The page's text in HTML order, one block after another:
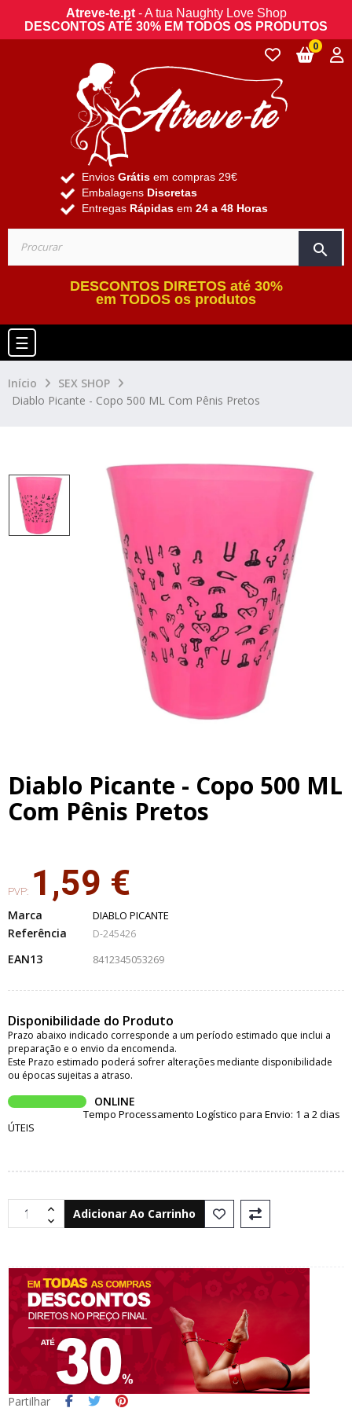
Atreve-te.pt- A tua Naughty Love Shop
DESCONTOS ATÉ 30% EM TODOS OS PRODUTOS
Envios Grátis em compras 29€
Embalagens Discretas
Entregas Rápidas em 24 a 48 Horas
search
0
DESCONTOS DIRETOS até 30%
em TODOS os produtos
Toggle navigation
☰
Início
SEX SHOP
Diablo Picante - Copo 500 ML Com Pênis Pretos
Diablo Picante - Copo 500 ML
Com Pênis Pretos
PVP: 1,59 €
Marca DIABLO PICANTE
Referência D-245426
EAN13 8412345053269
Disponibilidade do Produto
Prazo abaixo indicado corresponde a um período estimado que inclui a
preparação e o envio da encomenda.
Este Prazo estimado poderá sofrer alterações mediante disponibilidade
ou épocas sujeitas a atraso.
ONLINE
Tempo Processamento Logístico para Envio: 1 a 2 dias
ÚTEIS
Adicionar Ao Carrinho
Partilhar